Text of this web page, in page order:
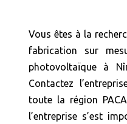
Vous êtes à la
fabrication sur
photovoltaïque à
Contactez
toute la région
l’entreprise s’est